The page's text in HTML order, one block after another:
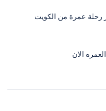
عمرة من الكويت
الان